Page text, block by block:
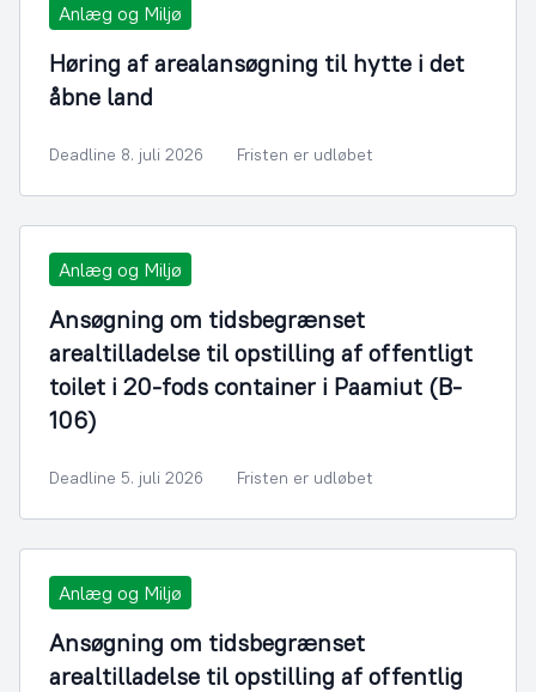
Anlæg og Miljø
Høring af arealansøgning til hytte i det
åbne land
Deadline 8. juli 2026 Fristen er udløbet
Anlæg og Miljø
Ansøgning om tidsbegrænset
arealtilladelse til opstilling af offentligt
toilet i 20-fods container i Paamiut (B-
106)
Deadline 5. juli 2026 Fristen er udløbet
Anlæg og Miljø
Ansøgning om tidsbegrænset
arealtilladelse til opstilling af offentlig